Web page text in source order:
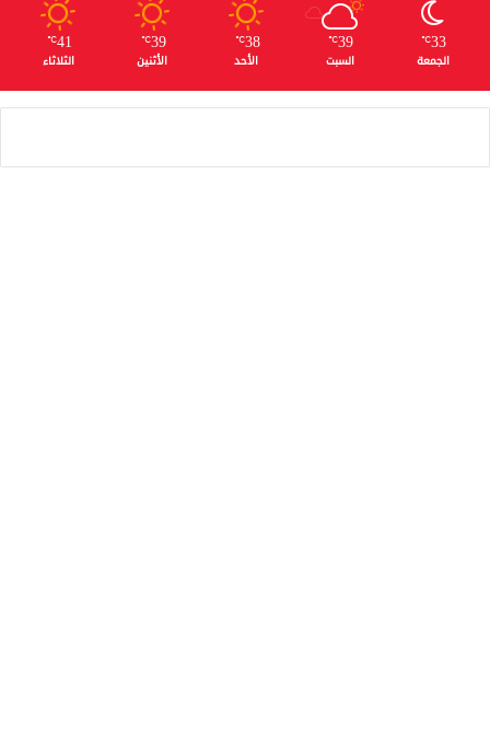
33
℃
الجمعة
39
℃
السبت
38
℃
الأحد
39
℃
الأثنين
41
℃
الثلاثاء